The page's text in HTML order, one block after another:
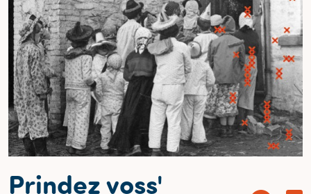
Prindez voss'